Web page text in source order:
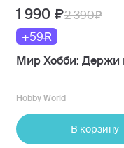
1 990
2 390
+59
Мир Хобби: Держи
Hobby World
В корзину